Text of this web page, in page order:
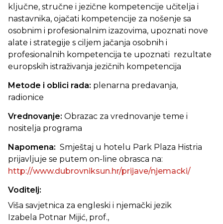
ključne, stručne i jezične kompetencije učitelja i
nastavnika, ojačati kompetencije za nošenje sa
osobnim i profesionalnim izazovima, upoznati nove
alate i strategije s ciljem jačanja osobnih i
profesionalnih kompetencija te upoznati rezultate
europskih istraživanja jezičnih kompetencija
Metode i oblici rada: plenarna predavanja,
radionice
Vrednovanje: Obrazac za vrednovanje teme i
nositelja programa
Napomena: Smještaj u hotelu Park Plaza Histria
prijavljuje se putem on-line obrasca na:
http://www.dubrovniksun.hr/prijave/njemacki/
Voditelj:
Viša savjetnica za engleski i njemački jezik
Izabela Potnar Mijić, prof.,